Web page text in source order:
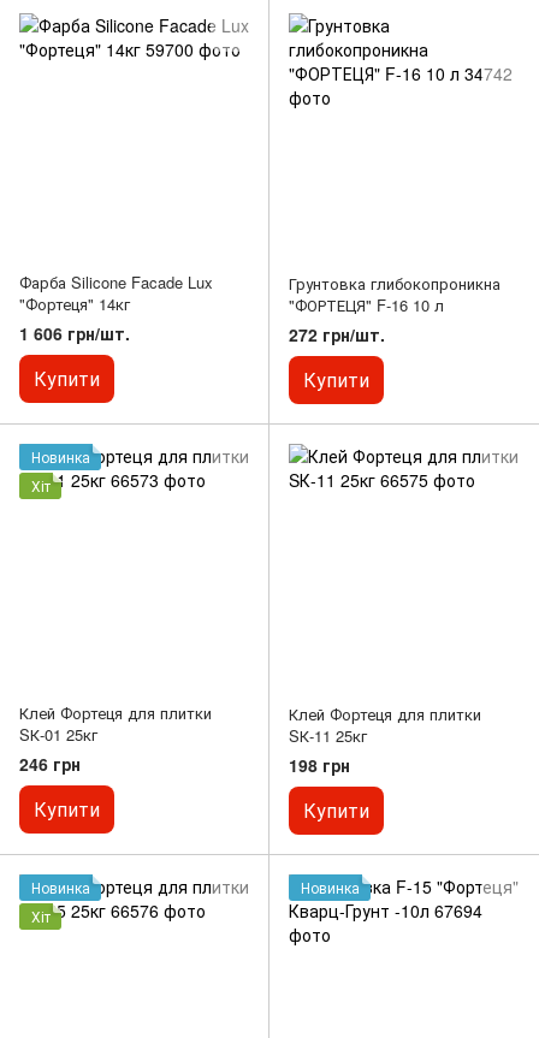
Фарба Silicone Facade Lux
"Фортеця" 14кг
1 606 грн/шт.
Купити
Грунтовка глибокопроникна
"ФОРТЕЦЯ" F-16 10 л
272 грн/шт.
Купити
Новинка
Хіт
Клей Фортеця для плитки
SК-01 25кг
246 грн
Купити
Клей Фортеця для плитки
SК-11 25кг
198 грн
Купити
Новинка
Хіт
Новинка